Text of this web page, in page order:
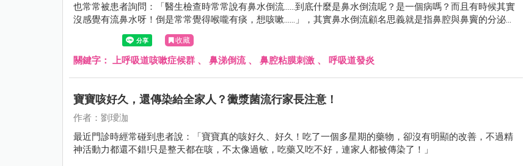
也常常被患者詢問：「醫生檢查時常常說有鼻水倒流......到底什麼是鼻水倒流呢？是一個病嗎？而且有時候其實
沒感覺有流鼻水呀！倒是常常覺得喉嚨有痰，想咳嗽......」，其實鼻水倒流顧名思義就是指鼻腔與鼻竇的分泌物
往後滲，倒流至咽喉的一個正常生理現象。
收藏
關鍵字： 上呼吸道咳嗽症候群 、 鼻涕倒流、 鼻腔粘膜刺激 、 呼吸道發炎
寶寶咳好久，還傳染給全家人？黴漿菌流行家長注意！
作者：劉璦泇
最近門診時經常碰到患者說：「寶寶真的咳好久、好久！吃了一個多星期的藥物，卻沒有明顯的改善，不過精
神活動力都還不錯!只是整天都在咳，不太像過敏，吃藥又吃不好，連家人都被傳染了！」